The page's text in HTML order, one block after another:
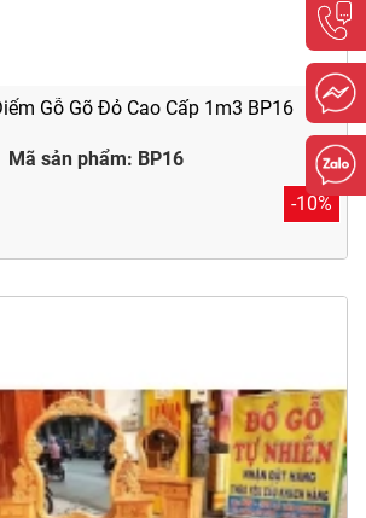
Gỗ Gõ Đỏ Cao Cấp 1m3 BP16
Mã sản phẩm: BP16
-10%